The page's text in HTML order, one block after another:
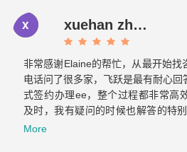
xuehan zhou
非常感谢Elaine的帮忙，从最开始找
电话问了很多家，飞跃是最有耐心
式签约办理ee，整个过程都非常高
及时，我有疑问的时候也解答的特
啦，非常感谢你们整个团队的帮助～
More